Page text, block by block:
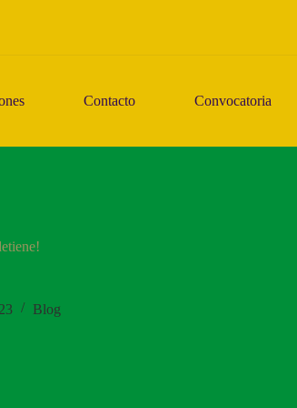
Contacto Convocatoria
Blog